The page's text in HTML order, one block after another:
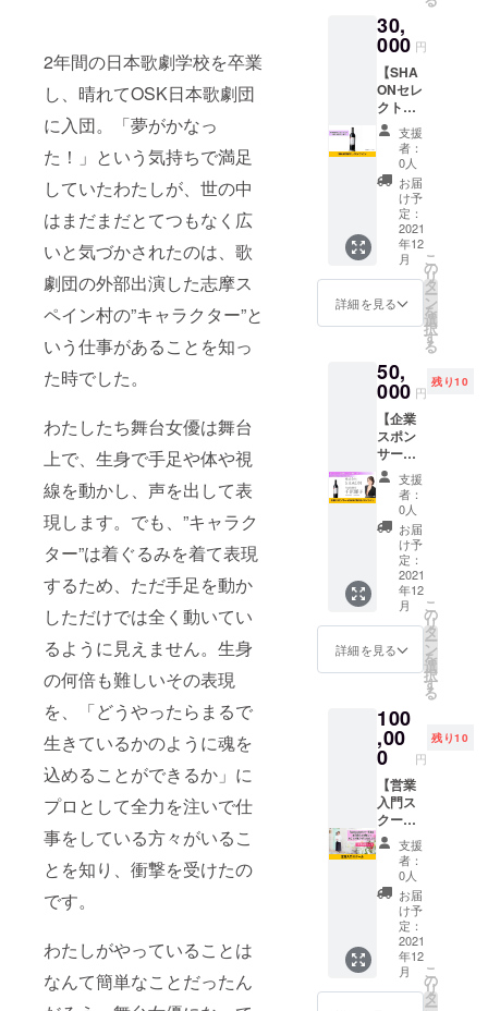
2年間の日本歌劇学校を卒業
し、晴れてOSK日本歌劇団
に入団。「夢がかなっ
た！」という気持ちで満足
していたわたしが、世の中
はまだまだとてつもなく広
いと気づかされたのは、歌
劇団の外部出演した志摩ス
ペイン村の”キャラクター”と
いう仕事があることを知っ
た時でした。
わたしたち舞台女優は舞台
上で、生身で手足や体や視
線を動かし、声を出して表
現します。でも、”キャラク
ター”は着ぐるみを着て表現
するため、ただ手足を動か
しただけでは全く動いてい
るように見えません。生身
の何倍も難しいその表現
を、「どうやったらまるで
生きているかのように魂を
込めることができるか」に
プロとして全力を注いで仕
事をしている方々がいるこ
とを知り、衝撃を受けたの
です。
わたしがやっていることは
なんて簡単なことだったん
ます。
※送料込
みのお
値段で
す。
性の自
立をお
するプ
ロジェ
クト！
お守り
として
やお祝
いのお
品にも
選ばれ
ていま
す。 玄
関やお
部屋に
飾って
みのお
値段で
す。
ホーム
ページ
のリン
クを掲
載させ
ていた
だきま
す。 あ
なたの
企業名
SHAON
のHPで
PRでき
ます。
※掲載内
容は
せてい
ただき
※ネット
ワーク
販売や
企業イ
メージ
が相違
する場
合等、
掲載を
お断り
させて
いただ
く場合
があり
いただ
いた場
合にお
返金は
いたし
かねま
す。
※HPの
掲載期
間は
2021年
12月か
ら1年間
です。
30,
000 円
【SHA
ONセレ
クトワ
インー
Rosso
Marco
ー】
SHAON
セレク
トワイ
ンを1本
お届け
しま
す。 ー
Marco
ー 地
域：イ
タリア
ヴェネ
ト州 種
類：赤
品種：
コルビ
ナ/コル
ビノン
ロン
ディネ
ラ/メル
ロ
ロアチ
ナ 特
徴：フ
ルボ
ディ カ
シス、
ブラッ
クベ
リース
パイ
シーな
香り。
味は強
めなが
ら柔ら
かいタ
ンニン
支援
者：
0人
お届
け予
定：
2021
年12
月
詳細を見る
こ
の
リ
タ
ー
ン
を
選
択
す
る
50,
000 円
残り10
【企業
スポン
サー＋
SHAON
セレク
トワイ
ン】
SHAON
の企業
スポン
サーに
なれる
権利に
SHAON
セレク
いてい
ます。
現在制
作中の
HPに企
業スポ
ンサー
として
企業名
とホー
ムペー
ジのリ
ンクを
掲載さ
せてい
ただき
ます。
支援
者：
0人
お届
け予
定：
2021
年12
月
詳細を見る
こ
の
リ
タ
ー
ン
を
選
択
す
る
100
,00
0 円
残り10
【営業
入門ス
クー
ル】
「ネッ
トで信
用を得
るには
どうす
ればい
いの
か？」
という
支援
者：
0人
お届
け予
定：
2021
年12
月
こ
の
リ
タ
ー